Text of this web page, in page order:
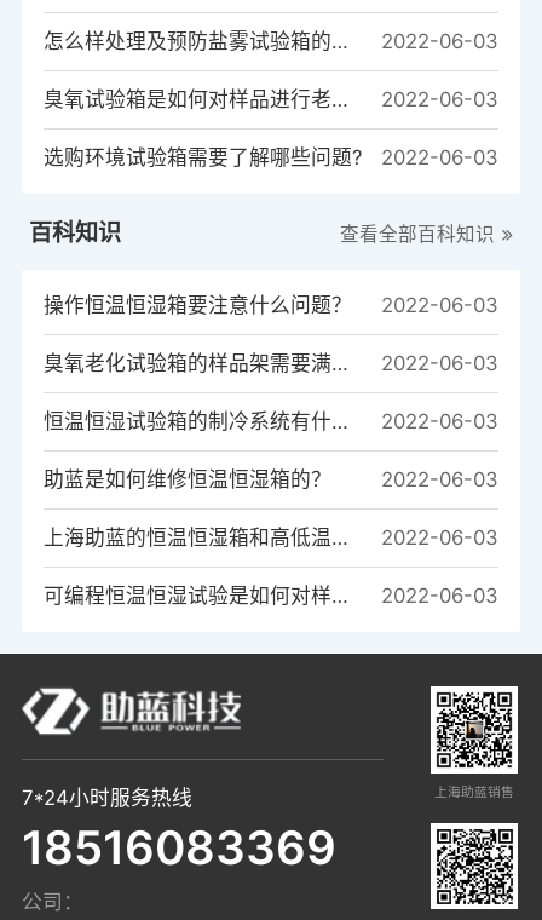
怎么样处理及预防盐雾试验箱的常见故障 2022-06-03
臭氧试验箱是如何对样品进行老化测试的？ 2022-06-03
选购环境试验箱需要了解哪些问题? 2022-06-03
百科知识 查看全部百科知识
操作恒温恒湿箱要注意什么问题？ 2022-06-03
臭氧老化试验箱的样品架需要满足哪些条件? 2022-06-03
恒温恒湿试验箱的制冷系统有什么作用？ 2022-06-03
助蓝是如何维修恒温恒湿箱的？ 2022-06-03
上海助蓝的恒温恒湿箱和高低温箱的系统区别是什么？ 2022-06-03
可编程恒温恒湿试验是如何对样品进行温度测试的？ 2022-06-03
7*24小时服务热线
18516083369
公司：
上海助蓝销售